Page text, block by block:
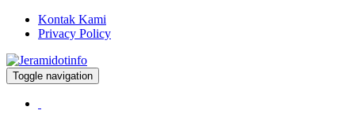
Kontak Kami
Privacy Policy
Jeramidotinfo
Berita dan Informasi Terkini
Toggle navigation